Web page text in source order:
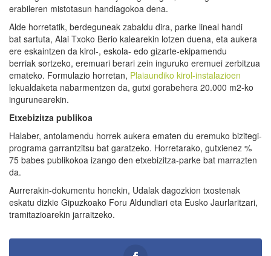
erabileren mistotasun handiagokoa dena.
Alde horretatik, berdeguneak zabaldu dira, parke lineal handi
bat sartuta, Alai Txoko Berio kalearekin lotzen duena, eta aukera
ere eskaintzen da kirol-, eskola- edo gizarte-ekipamendu
berriak sortzeko, eremuari berari zein inguruko eremuei zerbitzua
emateko. Formulazio horretan, Plaiaundiko kirol-instalazioen
lekualdaketa nabarmentzen da, gutxi gorabehera 20.000 m2-ko
ingurunearekin.
Etxebizitza publikoa
Halaber, antolamendu horrek aukera ematen du eremuko bizitegi-
programa garrantzitsu bat garatzeko. Horretarako, gutxienez %
75 babes publikokoa izango den etxebizitza-parke bat marrazten
da.
Aurrerakin-dokumentu honekin, Udalak dagozkion txostenak
eskatu dizkie Gipuzkoako Foru Aldundiari eta Eusko Jaurlaritzari,
tramitazioarekin jarraitzeko.